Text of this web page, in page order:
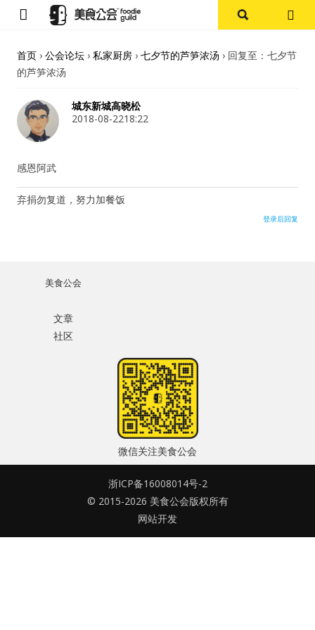
记住我的登录状态
没帐号？注册一个
首页
探店报告
上海
公会活动
信息发布
悬赏测评
首页 › 公会论坛 › 私家厨房 › 七夕节的芦笋浓汤 › 回复至：七夕节
的芦笋浓汤
城东新城高晓松
2018-08-2218:22
感恩阿武
弃捐勿复道，努力加餐饭
登录后回复
美食公会
文章
社区
微信关注美食公会
浙ICP备16008014号-2
© 2015-2026 美食公会版权所有
网站开发